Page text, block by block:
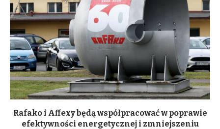
Rafako i Affexy będą współpracować w poprawie
efektywności energetycznej i zmniejszeniu